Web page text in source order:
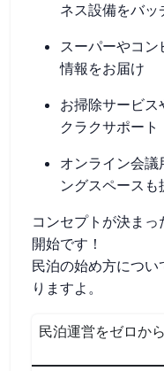
ネス設備をバッ
スーパーやコ
情報をお届け
お掃除サービ
クラクサポート
オンライン会
ングスペースも
コンセプトが決ま
開始です！
民泊の始め方につ
りますよ。
民泊運営をゼロか